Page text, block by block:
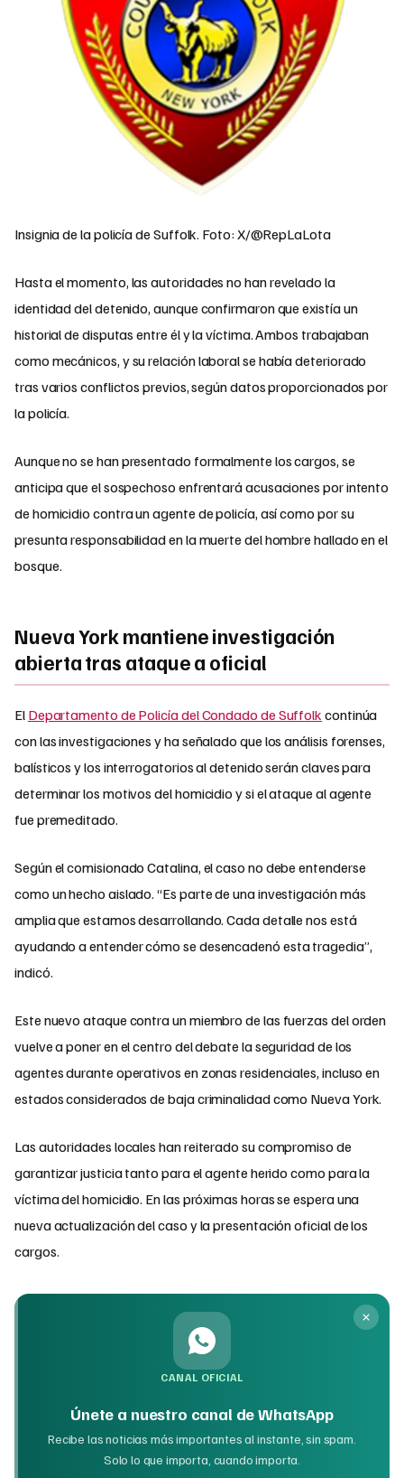
Insignia de la policía de Suffolk. Foto: X/@RepLaLota
Hasta el momento, las autoridades no han revelado la
identidad del detenido, aunque confirmaron que existía un
historial de disputas entre él y la víctima. Ambos trabajaban
como mecánicos, y su relación laboral se había deteriorado
tras varios conflictos previos, según datos proporcionados por
la policía.
Aunque no se han presentado formalmente los cargos, se
anticipa que el sospechoso enfrentará acusaciones por intento
de homicidio contra un agente de policía, así como por su
presunta responsabilidad en la muerte del hombre hallado en el
bosque.
Nueva York mantiene investigación
abierta tras ataque a oficial
El Departamento de Policía del Condado de Suffolk continúa
con las investigaciones y ha señalado que los análisis forenses,
balísticos y los interrogatorios al detenido serán claves para
determinar los motivos del homicidio y si el ataque al agente
fue premeditado.
Según el comisionado Catalina, el caso no debe entenderse
como un hecho aislado. “Es parte de una investigación más
amplia que estamos desarrollando. Cada detalle nos está
ayudando a entender cómo se desencadenó esta tragedia”,
indicó.
Este nuevo ataque contra un miembro de las fuerzas del orden
vuelve a poner en el centro del debate la seguridad de los
agentes durante operativos en zonas residenciales, incluso en
estados considerados de baja criminalidad como Nueva York.
Las autoridades locales han reiterado su compromiso de
garantizar justicia tanto para el agente herido como para la
víctima del homicidio. En las próximas horas se espera una
nueva actualización del caso y la presentación oficial de los
cargos.
CANAL OFICIAL
Únete a nuestro canal de WhatsApp
Recibe las noticias más importantes al instante, sin spam.
Solo lo que importa, cuando importa.